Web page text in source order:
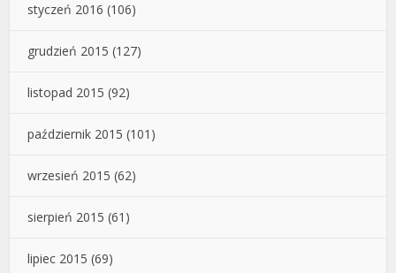
styczeń 2016 (106)
grudzień 2015 (127)
listopad 2015 (92)
październik 2015 (101)
wrzesień 2015 (62)
sierpień 2015 (61)
lipiec 2015 (69)